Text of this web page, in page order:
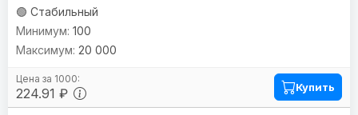
🟢 Стабильный
224.91 ₽
100
20 000
Купить